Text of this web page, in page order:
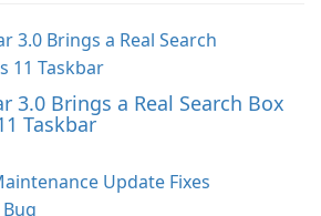
3.0 Brings a Real Search Box
Taskbar